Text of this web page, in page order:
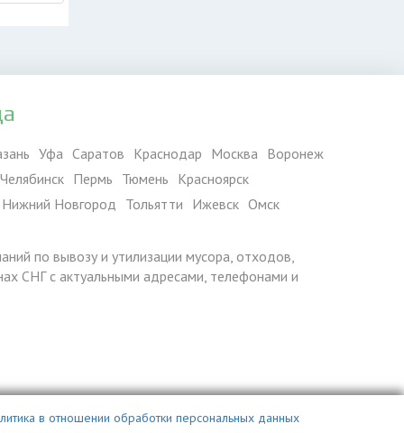
Уфа Саратов Краснодар Москва Воронеж
Челябинск Пермь Тюмень Красноярск
Нижний Новгород Тольятти Ижевск Омск
по вывозу и утилизации мусора, отходов,
СНГ с актуальными адресами, телефонами и
в отношении обработки персональных данных